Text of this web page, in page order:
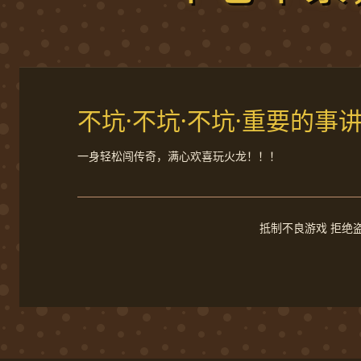
不坑·不坑·不坑·重要的事
一身轻松闯传奇，满心欢喜玩火龙！！！
抵制不良游戏 拒绝